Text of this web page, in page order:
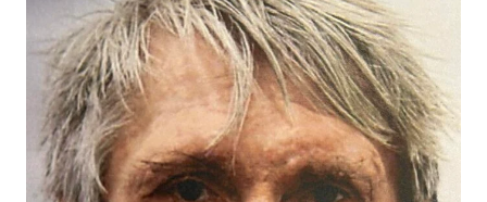
τηλεφώνου 22802222 ή με τον πλησιέστερο
Αστυνομικό Σταθμό, ή με τη Γραμμή του Πολίτη στον
τηλεφωνικό αριθμό 1460.